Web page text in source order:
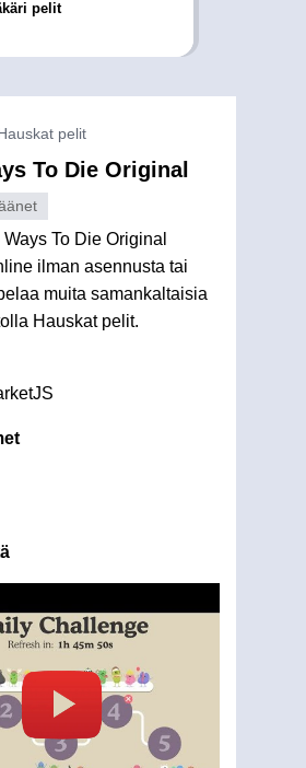
pelit
pelit
To Die Original
To Die Original
ilman asennusta tai
muita samankaltaisia
Hauskat pelit.